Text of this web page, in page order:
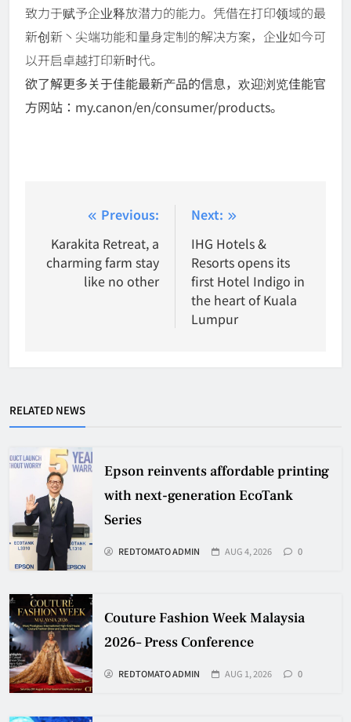
致力于赋予企业释放潜力的能力。凭借在打印领域的最
新创新丶尖端功能和量身定制的解决方案，企业如今可
以开启卓越打印新时代。
欲了解更多关于佳能最新产品的信息，欢迎浏览佳能官
方网站：my.canon/en/consumer/products。
navigation
Previous:
Karakita Retreat, a
charming farm stay
like no other
Next:
IHG Hotels &
Resorts opens its
first Hotel Indigo in
the heart of Kuala
Lumpur
RELATED NEWS
Epson reinvents affordable printing
with next-generation EcoTank
Series
REDTOMATO ADMIN AUG 4, 2026 0
Couture Fashion Week Malaysia
2026– Press Conference
REDTOMATO ADMIN AUG 1, 2026 0